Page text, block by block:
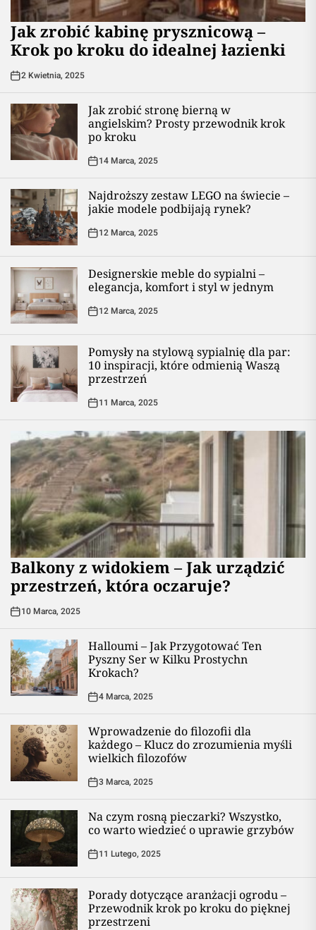
Jak zrobić kabinę prysznicową –
Krok po kroku do idealnej łazienki
2 Kwietnia, 2025
Jak zrobić stronę bierną w
angielskim? Prosty przewodnik krok
po kroku
14 Marca, 2025
Najdroższy zestaw LEGO na świecie –
jakie modele podbijają rynek?
12 Marca, 2025
Designerskie meble do sypialni –
elegancja, komfort i styl w jednym
12 Marca, 2025
Pomysły na stylową sypialnię dla par:
10 inspiracji, które odmienią Waszą
przestrzeń
11 Marca, 2025
Balkony z widokiem – Jak urządzić
przestrzeń, która oczaruje?
10 Marca, 2025
Halloumi – Jak Przygotować Ten
Pyszny Ser w Kilku Prostychn
Krokach?
4 Marca, 2025
Wprowadzenie do filozofii dla
każdego – Klucz do zrozumienia myśli
wielkich filozofów
3 Marca, 2025
Na czym rosną pieczarki? Wszystko,
co warto wiedzieć o uprawie grzybów
11 Lutego, 2025
Porady dotyczące aranżacji ogrodu –
Przewodnik krok po kroku do pięknej
przestrzeni